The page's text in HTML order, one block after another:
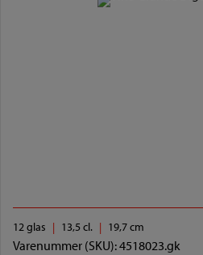
12 glas 13,5 cl. 19,7 cm
Varenummer (SKU):4518023.gk